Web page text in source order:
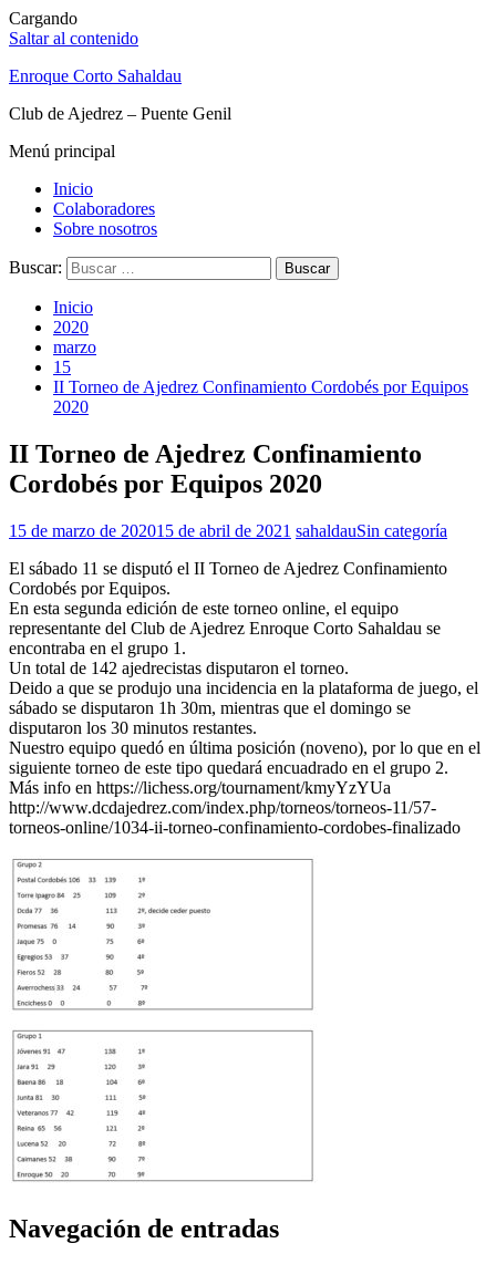
Cargando
Saltar al contenido
Enroque Corto Sahaldau
Club de Ajedrez – Puente Genil
Menú principal
Inicio
Colaboradores
Sobre nosotros
Buscar:
Inicio
2020
marzo
15
II Torneo de Ajedrez Confinamiento Cordobés por Equipos
2020
II Torneo de Ajedrez Confinamiento
Cordobés por Equipos 2020
15 de marzo de 202015 de abril de 2021 sahaldauSin categoría
El sábado 11 se disputó el II Torneo de Ajedrez Confinamiento
Cordobés por Equipos.
En esta segunda edición de este torneo online, el equipo
representante del Club de Ajedrez Enroque Corto Sahaldau se
encontraba en el grupo 1.
Un total de 142 ajedrecistas disputaron el torneo.
Deido a que se produjo una incidencia en la plataforma de juego, el
sábado se disputaron 1h 30m, mientras que el domingo se
disputaron los 30 minutos restantes.
Nuestro equipo quedó en última posición (noveno), por lo que en el
siguiente torneo de este tipo quedará encuadrado en el grupo 2.
Más info en https://lichess.org/tournament/kmyYzYUa
http://www.dcdajedrez.com/index.php/torneos/torneos-11/57-
torneos-online/1034-ii-torneo-confinamiento-cordobes-finalizado
Navegación de entradas